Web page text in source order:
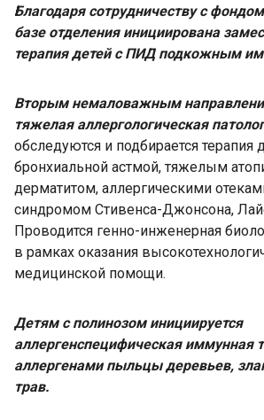
Благодаря сотрудничеству с
базе отделения инициирована
терапия детей с ПИД подкожным
Вторым немаловажным
тяжелая аллергологическая
обследуются и подбирается терапия
бронхиальной астмой, тяжелым
дерматитом, аллергическими
синдромом Стивенса-Джонсона,
Проводится генно-инженерная
в рамках оказания
медицинской помощи.
Детям с полинозом инициируется
аллергенспецифическая иммунная
аллергенами пыльцы деревьев,
трав.